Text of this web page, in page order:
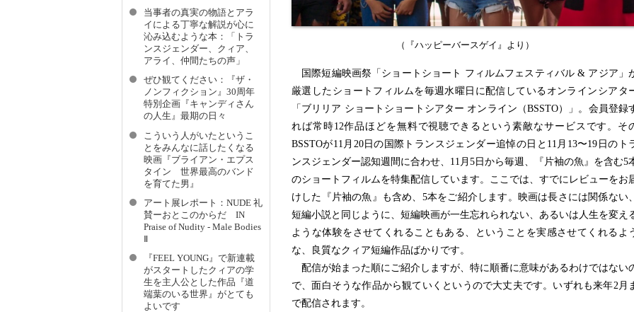
（『ハッピーバースゲイ』より）
国際短編映画祭「ショートショート フィルムフェスティバル & アジア」
厳選したショートフィルムを毎週水曜日に配信しているオンラインシアタ
「ブリリア ショートショートシアター オンライン（BSSTO）」。会員登録
れば常時12作品ほどを無料で視聴できるという素敵なサービスです。そ
BSSTOが11月20日の国際トランスジェンダー追悼の日と11月13〜19日のト
ンスジェンダー認知週間に合わせ、11月5日から毎週、『片袖の魚』を含む5
のショートフィルムを特集配信しています。ここでは、すでにレビューをお
けした『片袖の魚』も含め、5本をご紹介します。映画は長さには関係ない
短編小説と同じように、短編映画が一生忘れられない、あるいは人生を変え
ような体験をさせてくれることもある、ということを実感させてくれるよ
な、良質なクィア短編作品ばかりです。
配信が始まった順にご紹介しますが、特に順番に意味があるわけではない
で、面白そうな作品から観ていくというので大丈夫です。いずれも来年2月
で配信されます。
当事者の真実の物語とアラ
イによる丁寧な解説が心に
沁み込むような本：「トラ
ンスジェンダー、クィア、
アライ、仲間たちの声」
ぜひ観てください：『ザ・
ノンフィクション』30周年
特別企画『キャンディさん
の人生』最期の日々
こういう人がいたというこ
とをみんなに話したくなる
映画『ブライアン・エプス
タイン 世界最高のバンド
を育てた男』
アート展レポート：NUDE 礼
賛ーおとこのからだ IN
Praise of Nudity - Male Bodies
Ⅱ
『FEEL YOUNG』で新連載
がスタートしたクィアの学
生を主人公とした作品『道
端葉のいる世界』がとても
よいです